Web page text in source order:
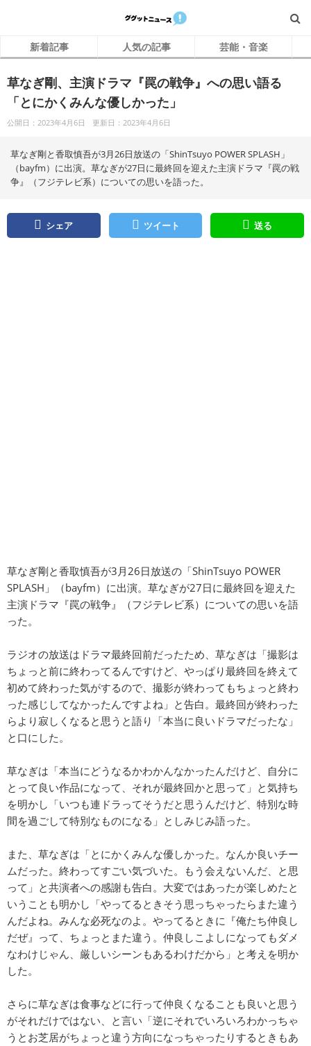
新着記事 人気の記事 芸能・音楽
草なぎ剛、主演ドラマ『罠の戦争』への思い語る
「とにかくみんな優しかった」
公開日：2023年4月6日 更新日：2023年4月6日
草なぎ剛と香取慎吾が3月26日放送の「ShinTsuyo POWER SPLASH」
（bayfm）に出演。草なぎが27日に最終回を迎えた主演ドラマ『罠の戦
争』（フジテレビ系）についての思いを語った。
シェア ツイート 送る
草なぎ剛と香取慎吾が3月26日放送の「ShinTsuyo POWER
SPLASH」（bayfm）に出演。草なぎが27日に最終回を迎えた
主演ドラマ『罠の戦争』（フジテレビ系）についての思いを語
った。
ラジオの放送はドラマ最終回前だったため、草なぎは「撮影は
ちょっと前に終わってるんですけど、やっぱり最終回を終えて
初めて終わった気がするので、撮影が終わってもちょっと終わ
った感じしてなかったんですよね」と告白。最終回が終わった
らより寂しくなると思うと語り「本当に良いドラマだったな」
と口にした。
草なぎは「本当にどうなるかわかんなかったんだけど、自分に
とって良い作品になって、それが最終回かと思って」と気持ち
を明かし「いつも連ドラってそうだと思うんだけど、特別な時
間を過ごして特別なものになる」としみじみ語った。
また、草なぎは「とにかくみんな優しかった。なんか良いチー
ムだった。終わってすごい気づいた。もう会えないんだ、と思
って」と共演者への感謝も告白。大変ではあったが楽しめたと
いうことも明かし「やってるときそう思っちゃったらまた違う
んだよね。みんな必死なのよ。やってるときに『俺たち仲良し
だぜ』って、ちょっとまた違う。仲良しこよしになってもダメ
なわけじゃん、厳しいシーンもあるわけだから」と考えを明か
した。
さらに草なぎは食事などに行って仲良くなることも良いと思う
がそれだけではない、と言い「逆にそれでいろいろわかっちゃ
うとお芝居がちょっと違う方向になっちゃったりするときもあ